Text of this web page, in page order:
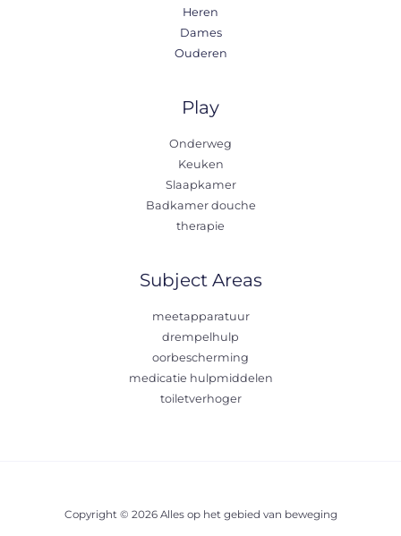
Heren
Dames
Ouderen
Play
Onderweg
Keuken
Slaapkamer
Badkamer douche
therapie
Subject Areas
meetapparatuur
drempelhulp
oorbescherming
medicatie hulpmiddelen
toiletverhoger
Copyright © 2026 Alles op het gebied van beweging